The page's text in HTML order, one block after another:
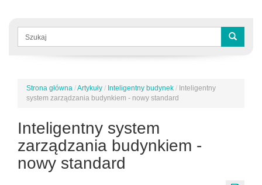
Formularz
wyszukiwania
Jesteś
tutaj
Strona główna /Artykuły / Inteligentny budynek / Inteligentny
system zarządzania budynkiem - nowy standard
Inteligentny system
zarządzania budynkiem -
nowy standard